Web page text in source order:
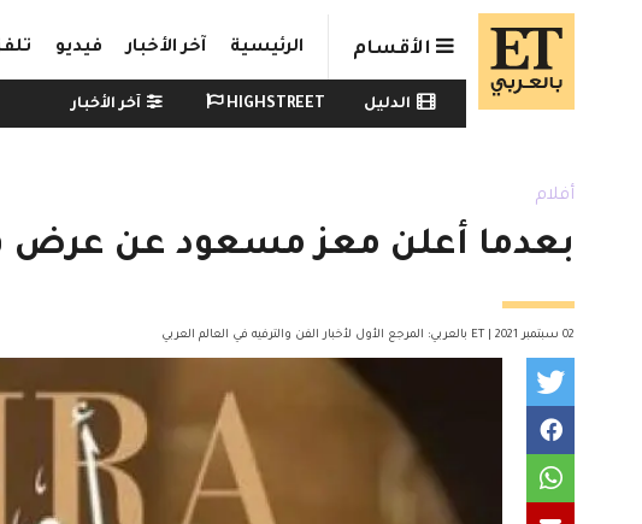
Skip to main content
الأقسام الرئيسية آخر الأخبار فيديو
Watch menu
الدليل HIGHSTREET آخر الأخبار
أفلام
بعدما أعلن معز مسعود عن عرض
02 سبتمبر 2021 | ET بالعربي: المرجع الأول لأخبار الفن والترفيه في العالم العربي